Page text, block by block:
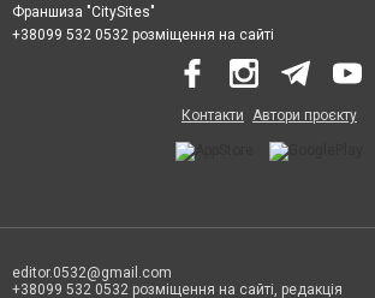
Франшиза "CitySites"
+38099 532 0532 розміщення на сайті
Контакти Автори проєкту
editor.0532@gmail.com
+38099 532 0532 розміщення на сайті, редакція